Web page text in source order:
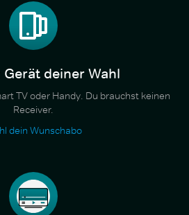
Gerät deiner Wahl
TV oder Handy. Du brauchst keinen
Receiver.
dein Wunschabo